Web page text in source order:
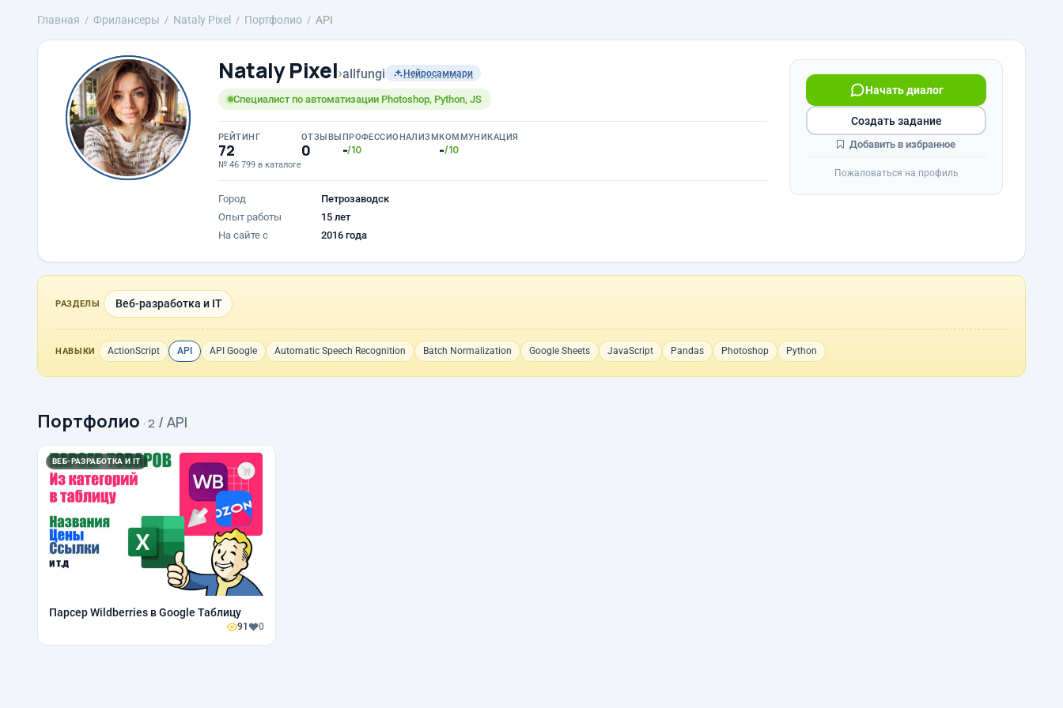
Главная Фрилансеры Nataly Pixel Портфолио API
Nataly Pixel›allfungi Нейросаммари
Специалист по автоматизации Photoshop, Python, JS
РЕЙТИНГ
72
№ 46 799 в каталоге
ОТЗЫВЫ
0
ПРОФЕССИОНАЛИЗМ
-/10
КОММУНИКАЦИЯ
-/10
Город
Петрозаводск
Опыт работы
15 лет
На сайте с
2016 года
Начать диалог
Создать задание
Добавить в избранное
Пожаловаться на профиль
РАЗДЕЛЫ Веб-разработка и IT
НАВЫКИ ActionScript API API Google Automatic Speech Recognition Batch Normalization Google Sheets JavaScript Pandas Photoshop Python
Портфолио · 2 / API
ВЕБ-РАЗРАБОТКА И IT
Парсер Wildberries в Google Таблицу
91 0